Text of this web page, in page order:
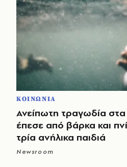
ΚΟΙΝΩΝΙΑ
Ανείπωτη τραγωδία
έπεσε από βάρκα και
τρία ανήλικα παιδιά
Newsroom